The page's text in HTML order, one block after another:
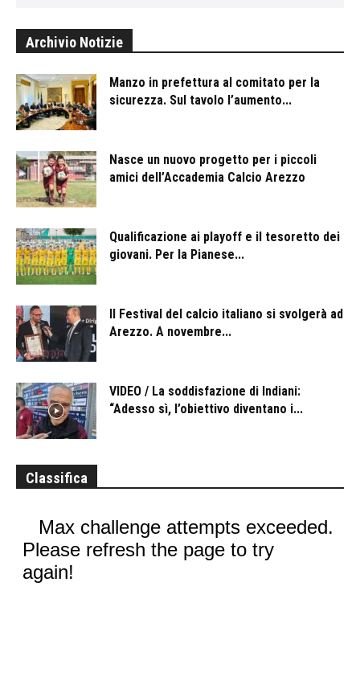
Archivio Notizie
Manzo in prefettura al comitato per la
sicurezza. Sul tavolo l’aumento...
Nasce un nuovo progetto per i piccoli
amici dell’Accademia Calcio Arezzo
Qualificazione ai playoff e il tesoretto dei
giovani. Per la Pianese...
Il Festival del calcio italiano si svolgerà ad
Arezzo. A novembre...
VIDEO / La soddisfazione di Indiani:
“Adesso sì, l’obiettivo diventano i...
Classifica